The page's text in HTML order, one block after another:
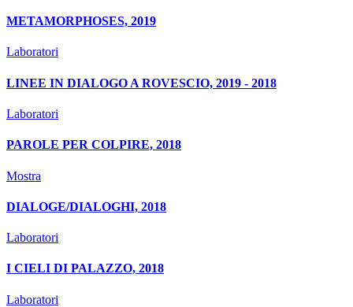
METAMORPHOSES, 2019
Laboratori
LINEE IN DIALOGO A ROVESCIO, 2019 - 2018
Laboratori
PAROLE PER COLPIRE, 2018
Mostra
DIALOGE/DIALOGHI, 2018
Laboratori
I CIELI DI PALAZZO, 2018
Laboratori